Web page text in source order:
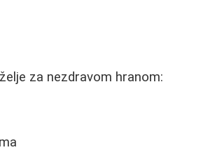
za nezdravom hranom: